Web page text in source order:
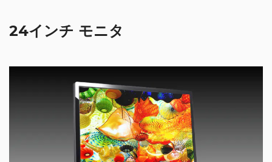
24インチ モニタ